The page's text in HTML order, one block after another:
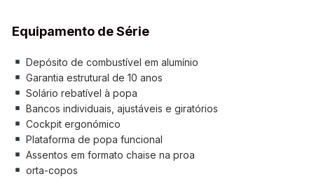
Equipamento de Série
Depósito de combustível em alumínio
Garantia estrutural de 10 anos
Solário rebatível à popa
Bancos individuais, ajustáveis e giratórios
Cockpit ergonómico
Plataforma de popa funcional
Assentos em formato chaise na proa
orta-copos